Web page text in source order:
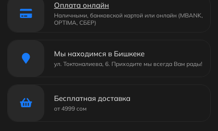
Оплата онлайн
Наличными, банковской картой или онлайн (MBANK,
OPTIMA, СБЕР)
Мы находимся в Бишкеке
ул. Токтоналиева, 6. Приходите мы всегда Вам рады!
Бесплатная доставка
от 4999 сом